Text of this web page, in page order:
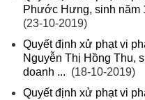
Phước Hưng, sinh năm
(23-10-2019)
Quyết định xử phạt vi
Nguyễn Thị Hồng Thu,
doanh ... (18-10-2019)
Quyết định xử phạt vi